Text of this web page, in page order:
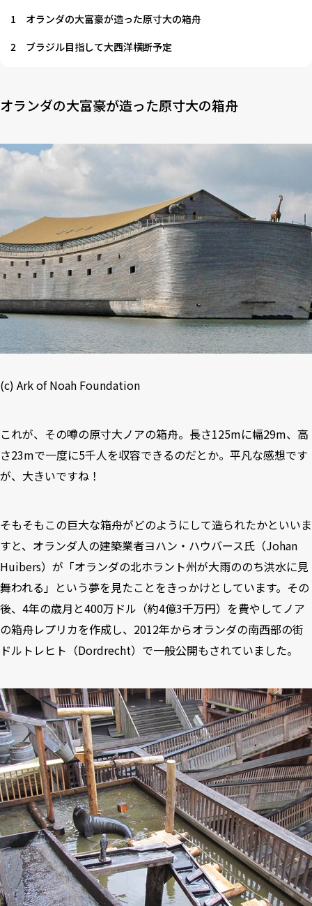
1
オランダの大富豪が造った原寸大の箱舟
2
ブラジル目指して大西洋横断予定
オランダの大富豪が造った原寸大の箱舟
(c) Ark of Noah Foundation
これが、その噂の原寸大ノアの箱舟。長さ125mに幅29m、高
さ23mで一度に5千人を収容できるのだとか。平凡な感想です
が、大きいですね！
そもそもこの巨大な箱舟がどのようにして造られたかといいま
すと、オランダ人の建築業者ヨハン・ハウバース氏（Johan
Huibers）が「オランダの北ホラント州が大雨ののち洪水に見
舞われる」という夢を見たことをきっかけとしています。その
後、4年の歳月と400万ドル（約4億3千万円）を費やしてノア
の箱舟レプリカを作成し、2012年からオランダの南西部の街
ドルトレヒト（Dordrecht）で一般公開もされていました。